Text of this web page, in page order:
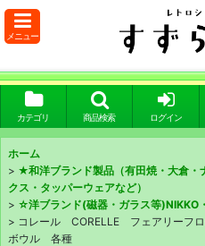
メニュー
カテゴリ 商品検索 ログイン
ホーム
> ★和洋ブランド製品（有田焼・大倉・
クス・タッパーウェアなど）
> ☆洋ブランド(磁器・ガラス等)NIKKO
> コレール CORELLE フェアリーフ
ボウル 各種